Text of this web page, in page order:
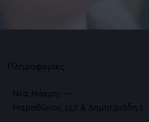
Πληροφορίες
Νέα Μάκρη: —
Μαραθώνος 157 & Δημητριάδη 1